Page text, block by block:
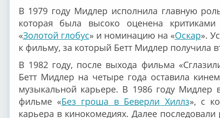
В 1979 году Мидлер исполнила главную
которая была высоко оценена
«Золотой глобус» и номинацию на «Оскар».
к фильму, за который Бетт Мидлер получила
В 1982 году, после выхода фильма
Бетт Мидлер на четыре года оставила
музыкальной карьере. В 1986 году Мидлер
фильме «Без гроша в Беверли Хиллз», с
карьера в кинокомедиях. Далее